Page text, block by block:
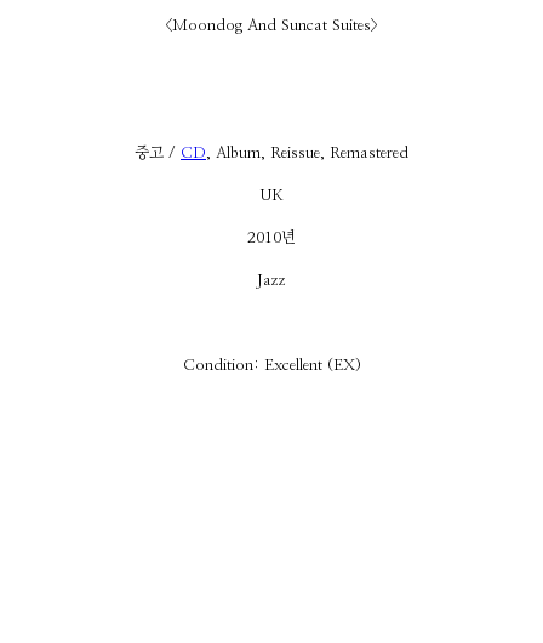
<Moondog And Suncat Suites>
중고 / CD , Album, Reissue, Remastered
UK
2010년
Jazz
Condition: Excellent (EX)